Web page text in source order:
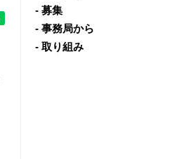
- 募集
- 事務局から
- 取り組み